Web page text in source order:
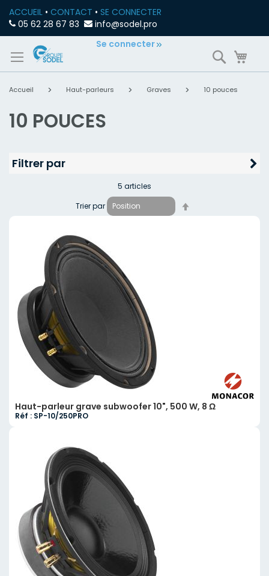
ACCUEIL • CONTACT • SE CONNECTER
05 62 28 67 83
info@sodel.pro
Se connecter
Accueil Haut-parleurs Graves 10 pouces
10 POUCES
5 articles
Trier par
Haut-parleur grave subwoofer 10", 500 W, 8 Ω
Réf : SP-10/250PRO
Filtrer par